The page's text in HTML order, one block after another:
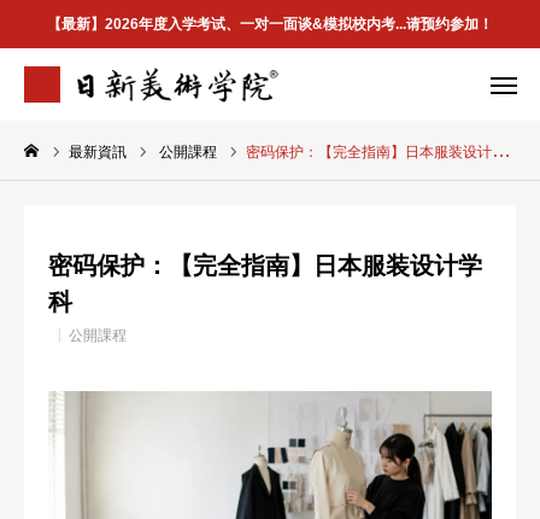
【最新】2026年度入学考试、一对一面谈&模拟校内考...请预约参加！
最新資訊 公開課程 密码保护：【完全指南】日本服装设计学科
密码保护：【完全指南】日本服装设计学
科
公開課程
学院介绍 专业案内
首页
学院介紹
最新資訊